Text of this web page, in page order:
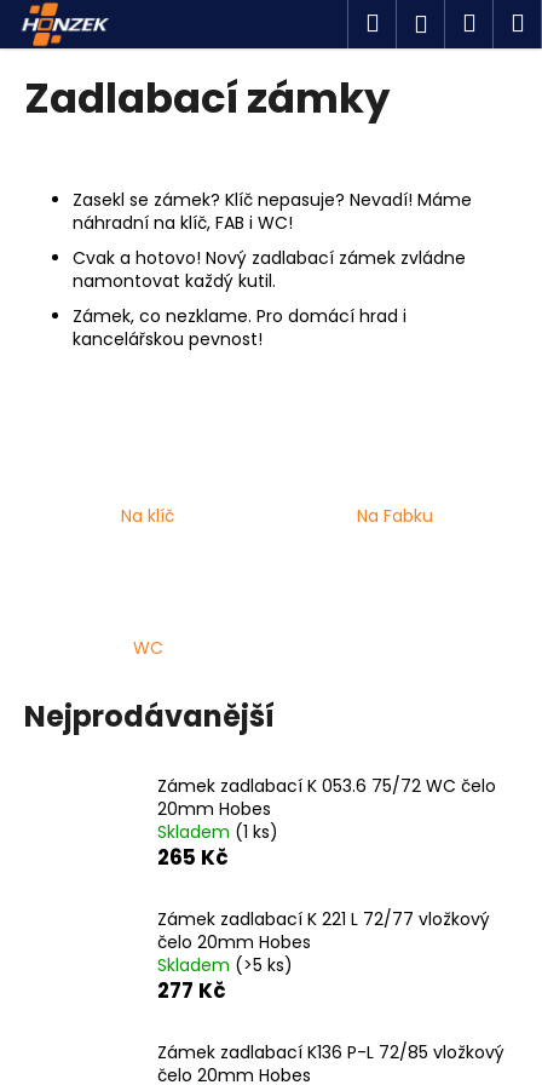
Přejít
obsah
Hledat
Zadlabací zámky
Zasekl se zámek? Klíč nepasuje? Nevadí! Máme
náhradní na klíč, FAB i WC!
Cvak a hotovo! Nový zadlabací zámek zvládne
namontovat každý kutil.
Zámek, co nezklame. Pro domácí hrad i
kancelářskou pevnost!
Na klíč Na Fabku
WC
Nejprodávanější
Zámek zadlabací K 053.6 75/72 WC čelo
20mm Hobes
Skladem (1 ks)
265 Kč
Zámek zadlabací K 221 L 72/77 vložkový
čelo 20mm Hobes
Skladem (>5 ks)
277 Kč
Zámek zadlabací K136 P-L 72/85 vložkový
čelo 20mm Hobes
o
?
HLEDAT